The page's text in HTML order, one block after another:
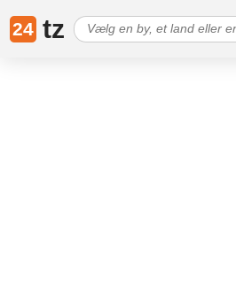
24 tz